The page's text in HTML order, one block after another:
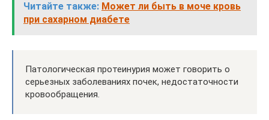
Читайте также: Может ли быть в моче кровь
при сахарном диабете
Патологическая протеинурия может говорить о
серьезных заболеваниях почек, недостаточности
кровообращения.